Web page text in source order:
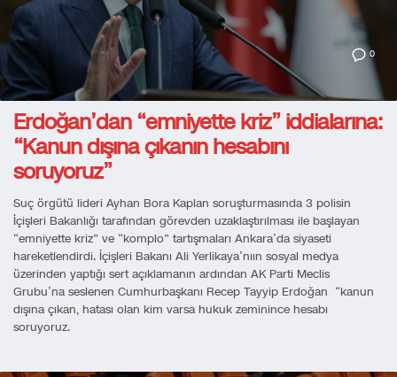
0
Erdoğan’dan “emniyette kriz” iddialarına:
“Kanun dışına çıkanın hesabını
soruyoruz”
Suç örgütü lideri Ayhan Bora Kaplan soruşturmasında 3 polisin
İçişleri Bakanlığı tarafından görevden uzaklaştırılması ile başlayan
“emniyette kriz” ve “komplo” tartışmaları Ankara’da siyaseti
hareketlendirdi. İçişleri Bakanı Ali Yerlikaya’nıın sosyal medya
üzerinden yaptığı sert açıklamanın ardından AK Parti Meclis
Grubu’na seslenen Cumhurbaşkanı Recep Tayyip Erdoğan “kanun
dışına çıkan, hatası olan kim varsa hukuk zeminince hesabı
soruyoruz.